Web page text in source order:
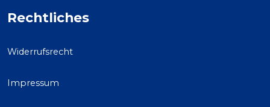
Rechtliches
Widerrufsrecht
Impressum